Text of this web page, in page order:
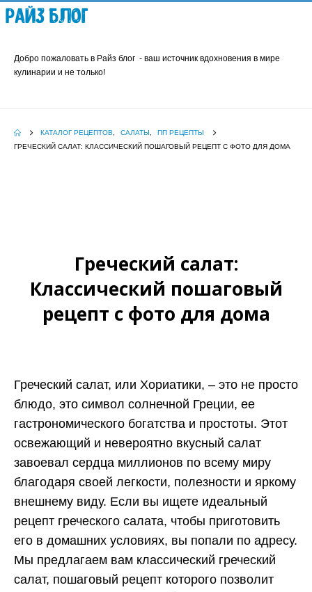
Райз Блог
Добро пожаловать в Райз блог - ваш источник вдохновения в мире
кулинарии и не только!
КАТАЛОГ РЕЦЕПТОВ САЛАТЫ
ПП РЕЦЕПТЫ
ГРЕЧЕСКИЙ САЛАТ: КЛАССИЧЕСКИЙ ПОШАГОВЫЙ РЕЦЕПТ С ФОТО ДЛЯ ДОМА
Греческий салат:
Классический пошаговый
рецепт с фото для дома
Греческий салат, или Хориатики, – это не просто
блюдо, это символ солнечной Греции, ее
гастрономического богатства и простоты. Этот
освежающий и невероятно вкусный салат
завоевал сердца миллионов по всему миру
благодаря своей легкости, полезности и яркому
внешнему виду. Если вы ищете идеальный
рецепт греческого салата, чтобы приготовить
его в домашних условиях, вы попали по адресу.
Мы предлагаем вам классический греческий
салат, пошаговый рецепт которого позволит